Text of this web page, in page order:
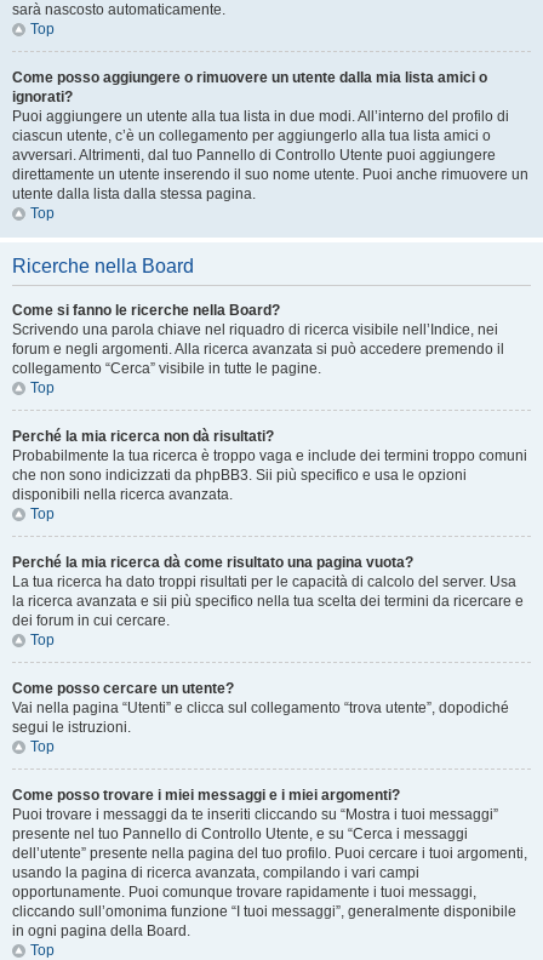
sarà nascosto automaticamente.
Top
Come posso aggiungere o rimuovere un utente dalla mia lista amici o
ignorati?
Puoi aggiungere un utente alla tua lista in due modi. All’interno del profilo di
ciascun utente, c’è un collegamento per aggiungerlo alla tua lista amici o
avversari. Altrimenti, dal tuo Pannello di Controllo Utente puoi aggiungere
direttamente un utente inserendo il suo nome utente. Puoi anche rimuovere un
utente dalla lista dalla stessa pagina.
Top
Ricerche nella Board
Come si fanno le ricerche nella Board?
Scrivendo una parola chiave nel riquadro di ricerca visibile nell’Indice, nei
forum e negli argomenti. Alla ricerca avanzata si può accedere premendo il
collegamento “Cerca” visibile in tutte le pagine.
Top
Perché la mia ricerca non dà risultati?
Probabilmente la tua ricerca è troppo vaga e include dei termini troppo comuni
che non sono indicizzati da phpBB3. Sii più specifico e usa le opzioni
disponibili nella ricerca avanzata.
Top
Perché la mia ricerca dà come risultato una pagina vuota?
La tua ricerca ha dato troppi risultati per le capacità di calcolo del server. Usa
la ricerca avanzata e sii più specifico nella tua scelta dei termini da ricercare e
dei forum in cui cercare.
Top
Come posso cercare un utente?
Vai nella pagina “Utenti” e clicca sul collegamento “trova utente”, dopodiché
segui le istruzioni.
Top
Come posso trovare i miei messaggi e i miei argomenti?
Puoi trovare i messaggi da te inseriti cliccando su “Mostra i tuoi messaggi”
presente nel tuo Pannello di Controllo Utente, e su “Cerca i messaggi
dell’utente” presente nella pagina del tuo profilo. Puoi cercare i tuoi argomenti,
usando la pagina di ricerca avanzata, compilando i vari campi
opportunamente. Puoi comunque trovare rapidamente i tuoi messaggi,
cliccando sull’omonima funzione “I tuoi messaggi”, generalmente disponibile
in ogni pagina della Board.
Top